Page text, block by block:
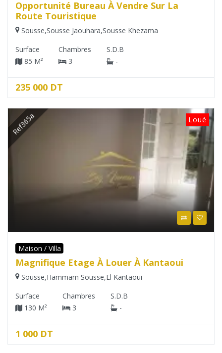
Opportunité Bureau À Vendre Sur La
Route Touristique
Sousse,Sousse Jaouhara,Sousse Khezama
Surface
85 M²
Chambres
3
S.D.B
-
235 000 DT
Ref365a Loué
Maison / Villa
Magnifique Etage À Louer À Kantaoui
Sousse,Hammam Sousse,El Kantaoui
Surface
130 M²
Chambres
3
S.D.B
-
1 000 DT